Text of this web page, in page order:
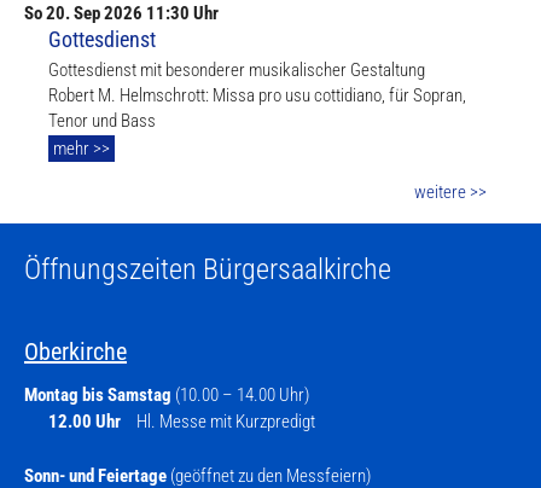
So20. Sep2026 11:30 Uhr
Gottesdienst
Gottesdienst mit besonderer musikalischer Gestaltung
Robert M. Helmschrott: Missa pro usu cottidiano, für Sopran,
Tenor und Bass
mehr >>
weitere >>
Öffnungszeiten Bürgersaalkirche
Oberkirche
Montag bis Samstag (10.00 – 14.00 Uhr)
12.00 Uhr
Hl. Messe mit Kurzpredigt
Sonn- und Feiertage (geöffnet zu den Messfeiern)